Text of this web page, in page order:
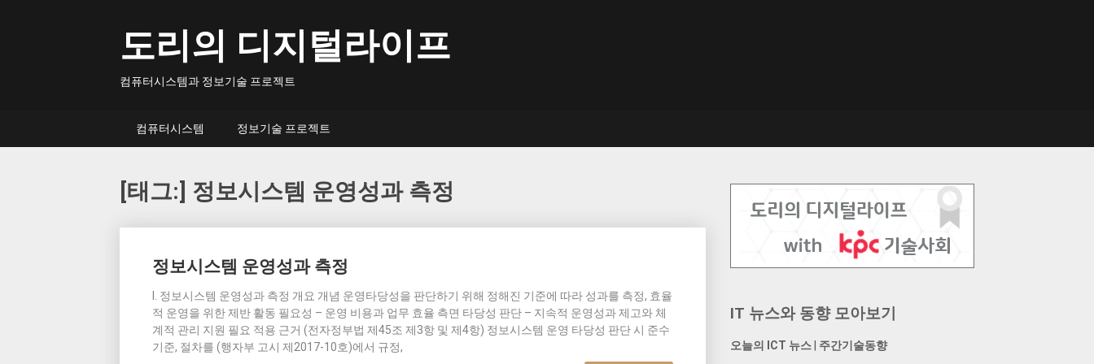
도리의 디지털라이프
컴퓨터시스템과 정보기술 프로젝트
컴퓨터시스템 정보기술 프로젝트
[태그:] 정보시스템 운영성과 측정
정보시스템 운영성과 측정
I. 정보시스템 운영성과 측정 개요 개념 운영타당성을 판단하기 위해 정해진 기준에 따라 성과를 측정, 효율
적 운영을 위한 제반 활동 필요성 – 운영 비용과 업무 효율 측면 타당성 판단 – 지속적 운영성과 제고와 체
계적 관리 지원 필요 적용 근거 (전자정부법 제45조 제3항 및 제4항) 정보시스템 운영 타당성 판단 시 준수
기준, 절차를 (행자부 고시 제2017-10호)에서 규정,
navigation
IT 뉴스와 동향 모아보기
오늘의 ICT 뉴스 주간기술동향